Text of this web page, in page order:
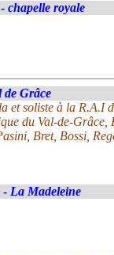
chapelle royale
de Grâce
et soliste à la R.A.I
du Val-de-Grâce,
Bret, Bossi,
- La Madeleine